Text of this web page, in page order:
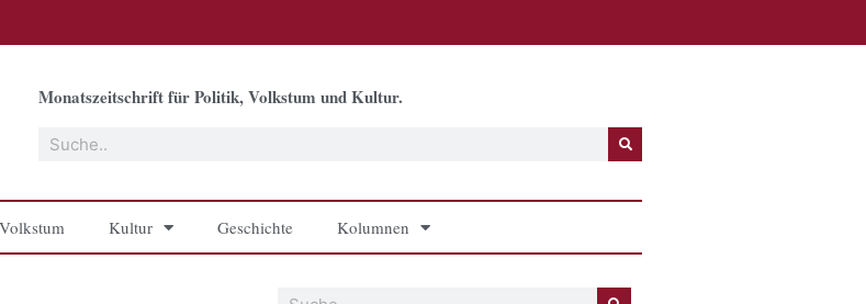
Monatszeitschrift für Politik, Volkstum und Kultur.
Suche
Volkstum Kultur Geschichte Kolumnen